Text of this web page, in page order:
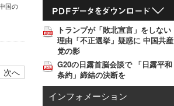
国の
次へ
トランプが「敗北宣言」をしない
理由「不正選挙」疑惑に 中国共産
党の影
G20の日露首脳会談で 「日露平和
条約」締結の決断を
インフォメーション